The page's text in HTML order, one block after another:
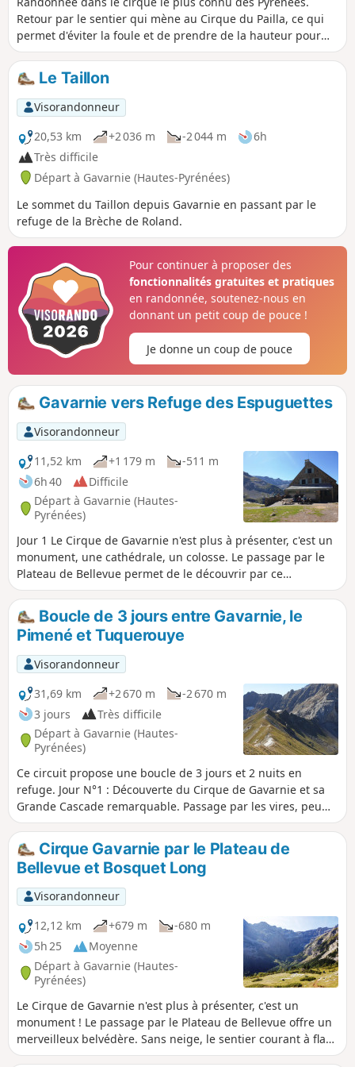
Retour par le sentier qui mène au Cirque du Pailla, ce qui
permet d'éviter la foule et de prendre de la hauteur pour
apprécier différemment ce magnifique endroit.
Le Taillon
Visorandonneur
20,53 km
+2 036 m -2 044 m
6h
Très difficile
Départ à Gavarnie (Hautes-Pyrénées)
Le sommet du Taillon depuis Gavarnie en passant par le
refuge de la Brèche de Roland.
Pour continuer à proposer des
fonctionnalités gratuites et pratiques
en randonnée, soutenez-nous en
donnant un petit coup de pouce !
Je donne un coup de pouce
Gavarnie vers Refuge des Espuguettes
Visorandonneur
11,52 km
+1 179 m
-511 m
6h 40
Difficile
Départ à Gavarnie (Hautes-
Pyrénées)
Jour 1 Le Cirque de Gavarnie n'est plus à présenter, c'est un
monument, une cathédrale, un colosse. Le passage par le
Plateau de Bellevue permet de le découvrir par ce
remarquable belvédère. Le sentier courant à flanc des
hauteurs du Bosquet Long rajoute un élément pimenté
pour l'apprécier dans toute sa splendeur et un calme que
ne permettent pas les variantes plus connues. Le retour par
la vire en rive droite ramène jusqu'au Refuge des
Espuguettes pour y passer la première nuit.
Boucle de 3 jours entre Gavarnie, le
Pimené et Tuquerouye
Visorandonneur
31,69 km
+2 670 m
-2 670 m
3 jours
Très difficile
Départ à Gavarnie (Hautes-
Pyrénées)
Ce circuit propose une boucle de 3 jours et 2 nuits en
refuge. Jour N°1 : Découverte du Cirque de Gavarnie et sa
Grande Cascade remarquable. Passage par les vires, peu
fréquentées. Nuit au Refuge des Espuguettes pour cette
1re journée de mise en jambe ! Jour N°2 : La grosse
journée : ascension du Pimené (2801m). Magnifique crête
descendante. Montée de l'exceptionnel Couloir de
Tuquerouye. Nuit au refuge. Jour N°3 : Retour de
Tuquerouye à Gavarnie en passant par la Hourquette
d'Alans.
Cirque Gavarnie par le Plateau de
Bellevue et Bosquet Long
Visorandonneur
12,12 km
+679 m
-680 m
5h 25
Moyenne
Départ à Gavarnie (Hautes-
Pyrénées)
Le Cirque de Gavarnie n'est plus à présenter, c'est un
monument ! Le passage par le Plateau de Bellevue offre un
merveilleux belvédère. Sans neige, le sentier courant à flanc
des hauteurs du Bosquet Long rajoute un élément pimenté